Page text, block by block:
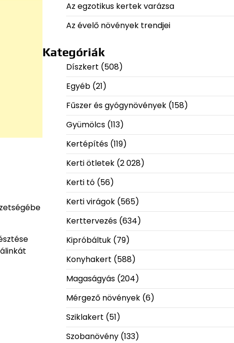
Az egzotikus kertek varázsa
Az évelő növények trendjei
Kategóriák
Díszkert (508)
Egyéb(21)
Fűszer és gyógynövények(158)
Gyümölcs(113)
Kertépítés(119)
Kerti ötletek(2 028)
Kerti tó(56)
Kerti virágok(565)
Kerttervezés(634)
Kipróbáltuk(79)
Konyhakert (588)
Magaságyás(204)
Mérgező növények(6)
Sziklakert (51)
Szobanövény(133)